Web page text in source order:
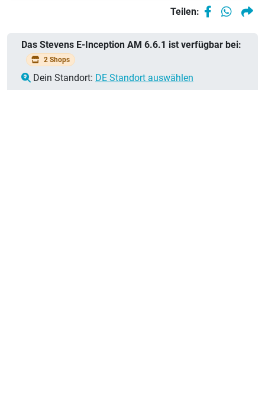
Teilen:
Das Stevens E-Inception AM 6.6.1 ist verfügbar bei:
2 Shops
Dein Standort: DE Standort auswählen